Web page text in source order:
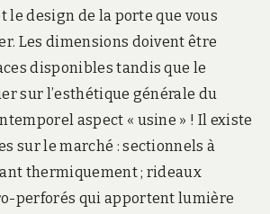
le design de la porte que vous
Les dimensions doivent être
disponibles tandis que le
sur l’esthétique générale du
aspect « usine » ! Il existe
sur le marché : sectionnels à
thermiquement ; rideaux
perforés qui apportent lumière